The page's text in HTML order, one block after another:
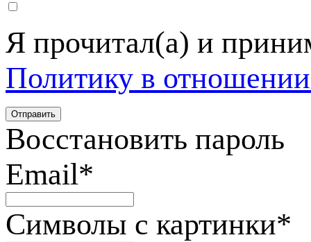
Я прочитал(а) и
Политику в
Восстановить пароль
Email*
Символы с картинки*